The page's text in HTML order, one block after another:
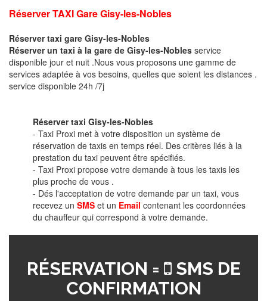
Réserver TAXI Gare Gisy-les-Nobles
Réserver taxi gare Gisy-les-Nobles
Réserver un taxi à la gare de Gisy-les-Nobles service
disponible jour et nuit .Nous vous proposons une gamme de
services adaptée à vos besoins, quelles que soient les distances .
service disponible 24h /7j
Réserver taxi Gisy-les-Nobles
- Taxi Proxi met à votre disposition un système de
réservation de taxis en temps réel. Des critères liés à la
prestation du taxi peuvent être spécifiés.
- Taxi Proxi propose votre demande à tous les taxis les
plus proche de vous .
- Dés l'acceptation de votre demande par un taxi, vous
recevez un SMS et un Email contenant les coordonnées
du chauffeur qui correspond à votre demande.
RÉSERVATION =
SMS DE
CONFIRMATION